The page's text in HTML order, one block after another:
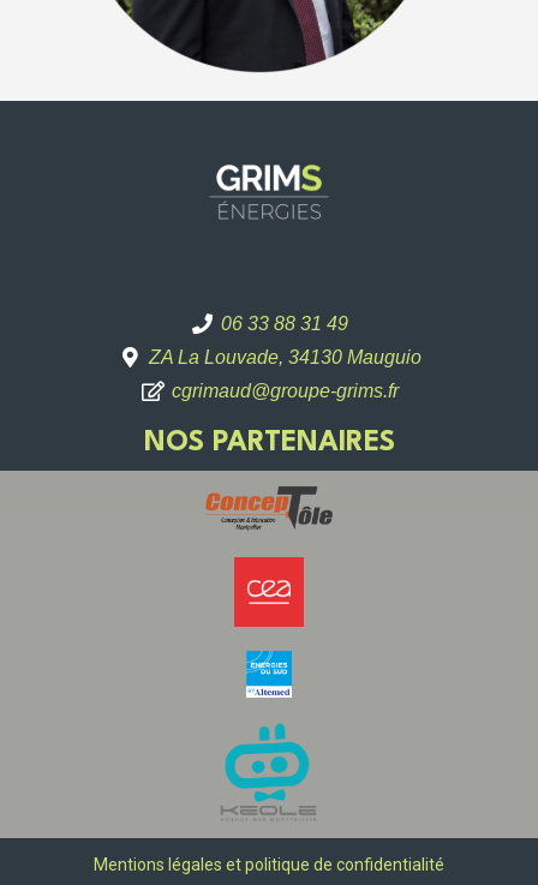
06 33 88 31 49
ZA La Louvade, 34130 Mauguio
cgrimaud@groupe-grims.fr
NOS PARTENAIRES
Mentions légales et politique de confidentialité